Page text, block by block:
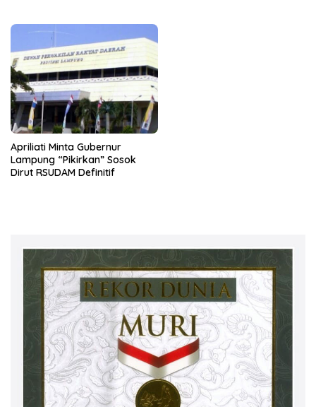
Apriliati Minta Gubernur
Lampung “Pikirkan” Sosok
Dirut RSUDAM Definitif